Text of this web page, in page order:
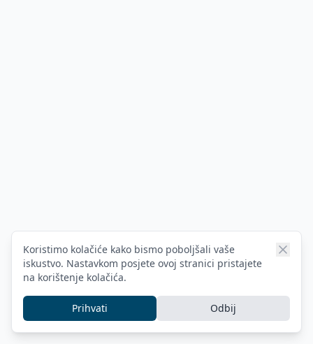
Koristimo kolačiće kako bismo poboljšali vaše
iskustvo. Nastavkom posjete ovoj stranici pristajete
na korištenje kolačića.
Prihvati Odbij